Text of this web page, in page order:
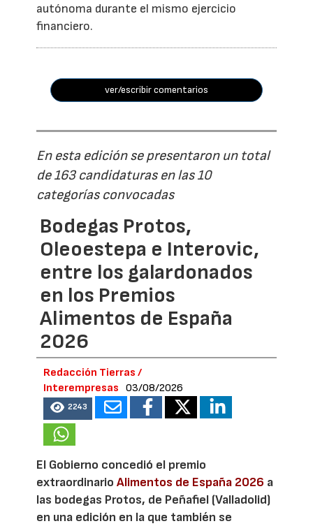
autónoma durante el mismo ejercicio
financiero.
ver/escribir comentarios
En esta edición se presentaron un total
de 163 candidaturas en las 10
categorías convocadas
Bodegas Protos,
Oleoestepa e Interovic,
entre los galardonados
en los Premios
Alimentos de España
2026
Redacción Tierras /
Interempresas
03/08/2026
2243
El Gobierno concedió el premio
extraordinarioAlimentos de España 2026 a
las bodegas Protos, de Peñafiel (Valladolid)
en una edición en la que también se